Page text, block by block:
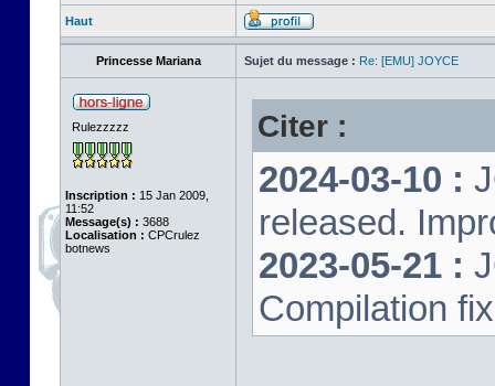
Haut
Princesse Mariana Sujet du message : Re: [EMU] JOYCE
Rulezzzzz
Inscription : 15 Jan 2009,
11:52
Message(s) : 3688
Localisation : CPCrulez
botnews
Citer :
2024-03-10 :
released.
2023-05-21 :
Compilation